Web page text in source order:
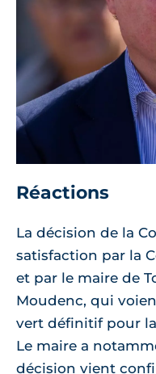
Réactions
La décision de la
satisfaction par la
et par le maire de
Moudenc, qui
vert définitif pour
Le maire a
décision vient